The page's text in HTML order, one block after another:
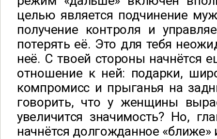
целью является подчинение
получение контроля и
потерять её. Это для тебя
неё. С твоей стороны начнётся
отношение к ней: подарки,
компромисс и прыганья на
говорить, что у женщины
увеличится значимость? Но,
начнётся долгожданное «ближе»